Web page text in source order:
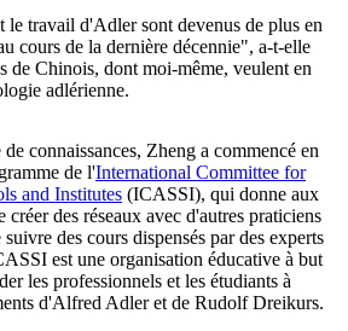
travail d'Adler sont devenus de plus en
cours de la dernière décennie", a-t-elle
de Chinois, dont moi-même, veulent en
adlérienne.
connaissances, Zheng a commencé en
de l'International Committee for
and Institutes (ICASSI), qui donne aux
des réseaux avec d'autres praticiens
des cours dispensés par des experts
est une organisation éducative à but
les professionnels et les étudiants à
d'Alfred Adler et de Rudolf Dreikurs.